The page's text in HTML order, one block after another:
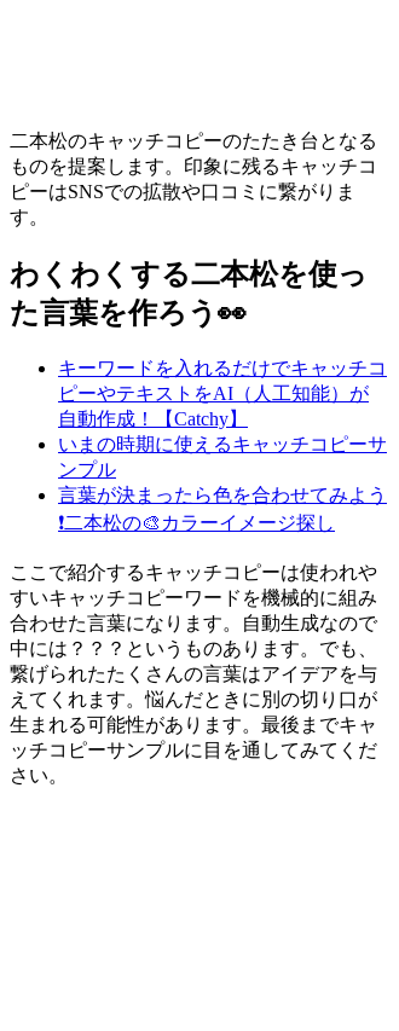
二本松のキャッチコピーのたたき台となる
ものを提案します。印象に残るキャッチコ
ピーはSNSでの拡散や口コミに繋がりま
す。
わくわくする二本松を使っ
た言葉を作ろう👀
キーワードを入れるだけでキャッチコ
ピーやテキストをAI（人工知能）が
自動作成！【Catchy】
いまの時期に使えるキャッチコピーサ
ンプル
言葉が決まったら色を合わせてみよう
❗二本松の🎨カラーイメージ探し
ここで紹介するキャッチコピーは使われや
すいキャッチコピーワードを機械的に組み
合わせた言葉になります。自動生成なので
中には？？？というものあります。でも、
繋げられたたくさんの言葉はアイデアを与
えてくれます。悩んだときに別の切り口が
生まれる可能性があります。最後までキャ
ッチコピーサンプルに目を通してみてくだ
さい。